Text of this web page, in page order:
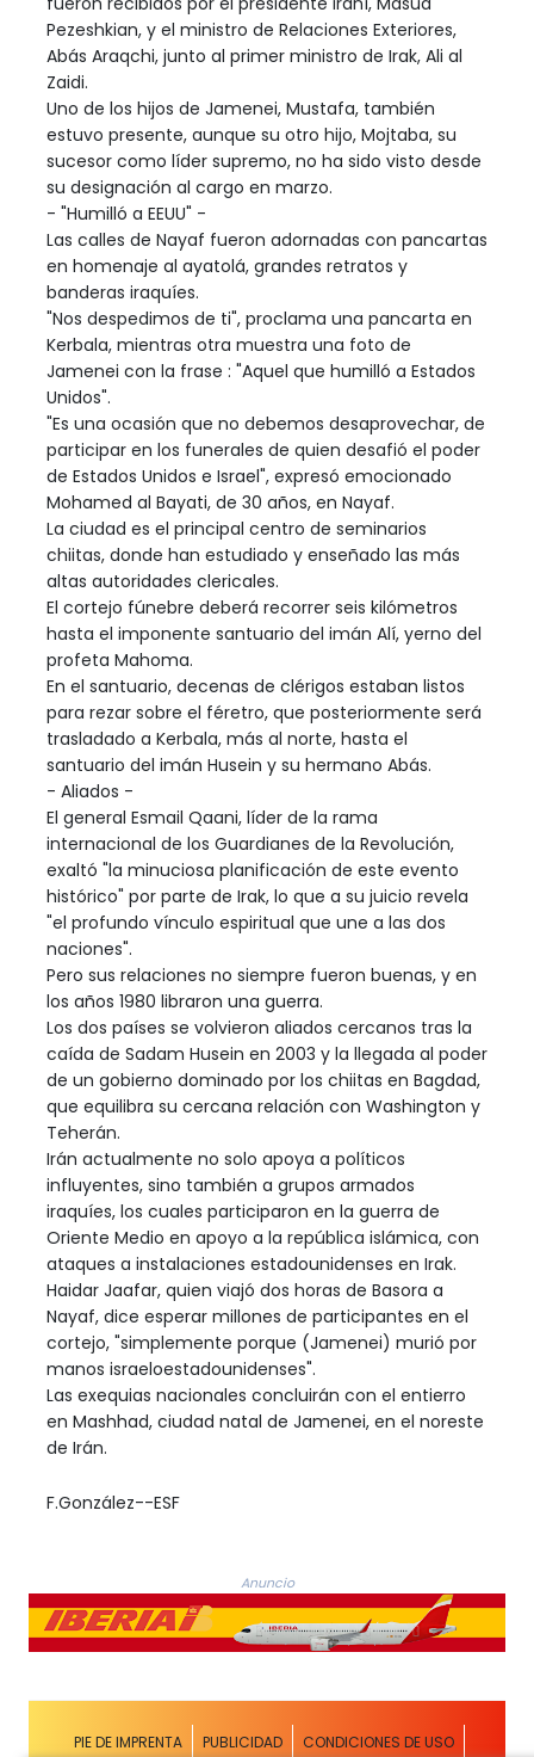
Pezeshkian, y el ministro de Relaciones Exteriores,
Abás Araqchi, junto al primer ministro de Irak, Ali al
Zaidi.
Uno de los hijos de Jamenei, Mustafa, también
estuvo presente, aunque su otro hijo, Mojtaba, su
sucesor como líder supremo, no ha sido visto desde
su designación al cargo en marzo.
- "Humilló a EEUU" -
Las calles de Nayaf fueron adornadas con pancartas
en homenaje al ayatolá, grandes retratos y
banderas iraquíes.
"Nos despedimos de ti", proclama una pancarta en
Kerbala, mientras otra muestra una foto de
Jamenei con la frase : "Aquel que humilló a Estados
Unidos".
"Es una ocasión que no debemos desaprovechar, de
participar en los funerales de quien desafió el poder
de Estados Unidos e Israel", expresó emocionado
Mohamed al Bayati, de 30 años, en Nayaf.
La ciudad es el principal centro de seminarios
chiitas, donde han estudiado y enseñado las más
altas autoridades clericales.
El cortejo fúnebre deberá recorrer seis kilómetros
hasta el imponente santuario del imán Alí, yerno del
profeta Mahoma.
En el santuario, decenas de clérigos estaban listos
para rezar sobre el féretro, que posteriormente será
trasladado a Kerbala, más al norte, hasta el
santuario del imán Husein y su hermano Abás.
- Aliados -
El general Esmail Qaani, líder de la rama
internacional de los Guardianes de la Revolución,
exaltó "la minuciosa planificación de este evento
histórico" por parte de Irak, lo que a su juicio revela
"el profundo vínculo espiritual que une a las dos
naciones".
Pero sus relaciones no siempre fueron buenas, y en
los años 1980 libraron una guerra.
Los dos países se volvieron aliados cercanos tras la
caída de Sadam Husein en 2003 y la llegada al poder
de un gobierno dominado por los chiitas en Bagdad,
que equilibra su cercana relación con Washington y
Teherán.
Irán actualmente no solo apoya a políticos
influyentes, sino también a grupos armados
iraquíes, los cuales participaron en la guerra de
Oriente Medio en apoyo a la república islámica, con
ataques a instalaciones estadounidenses en Irak.
Haidar Jaafar, quien viajó dos horas de Basora a
Nayaf, dice esperar millones de participantes en el
cortejo, "simplemente porque (Jamenei) murió por
manos israeloestadounidenses".
Las exequias nacionales concluirán con el entierro
en Mashhad, ciudad natal de Jamenei, en el noreste
de Irán.
F.González--ESF
Anuncio
PIE DE IMPRENTA PUBLICIDAD CONDICIONES DE USO